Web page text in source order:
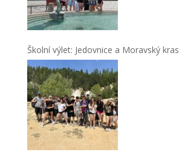
Školní výlet: Jedovnice a Moravský kras